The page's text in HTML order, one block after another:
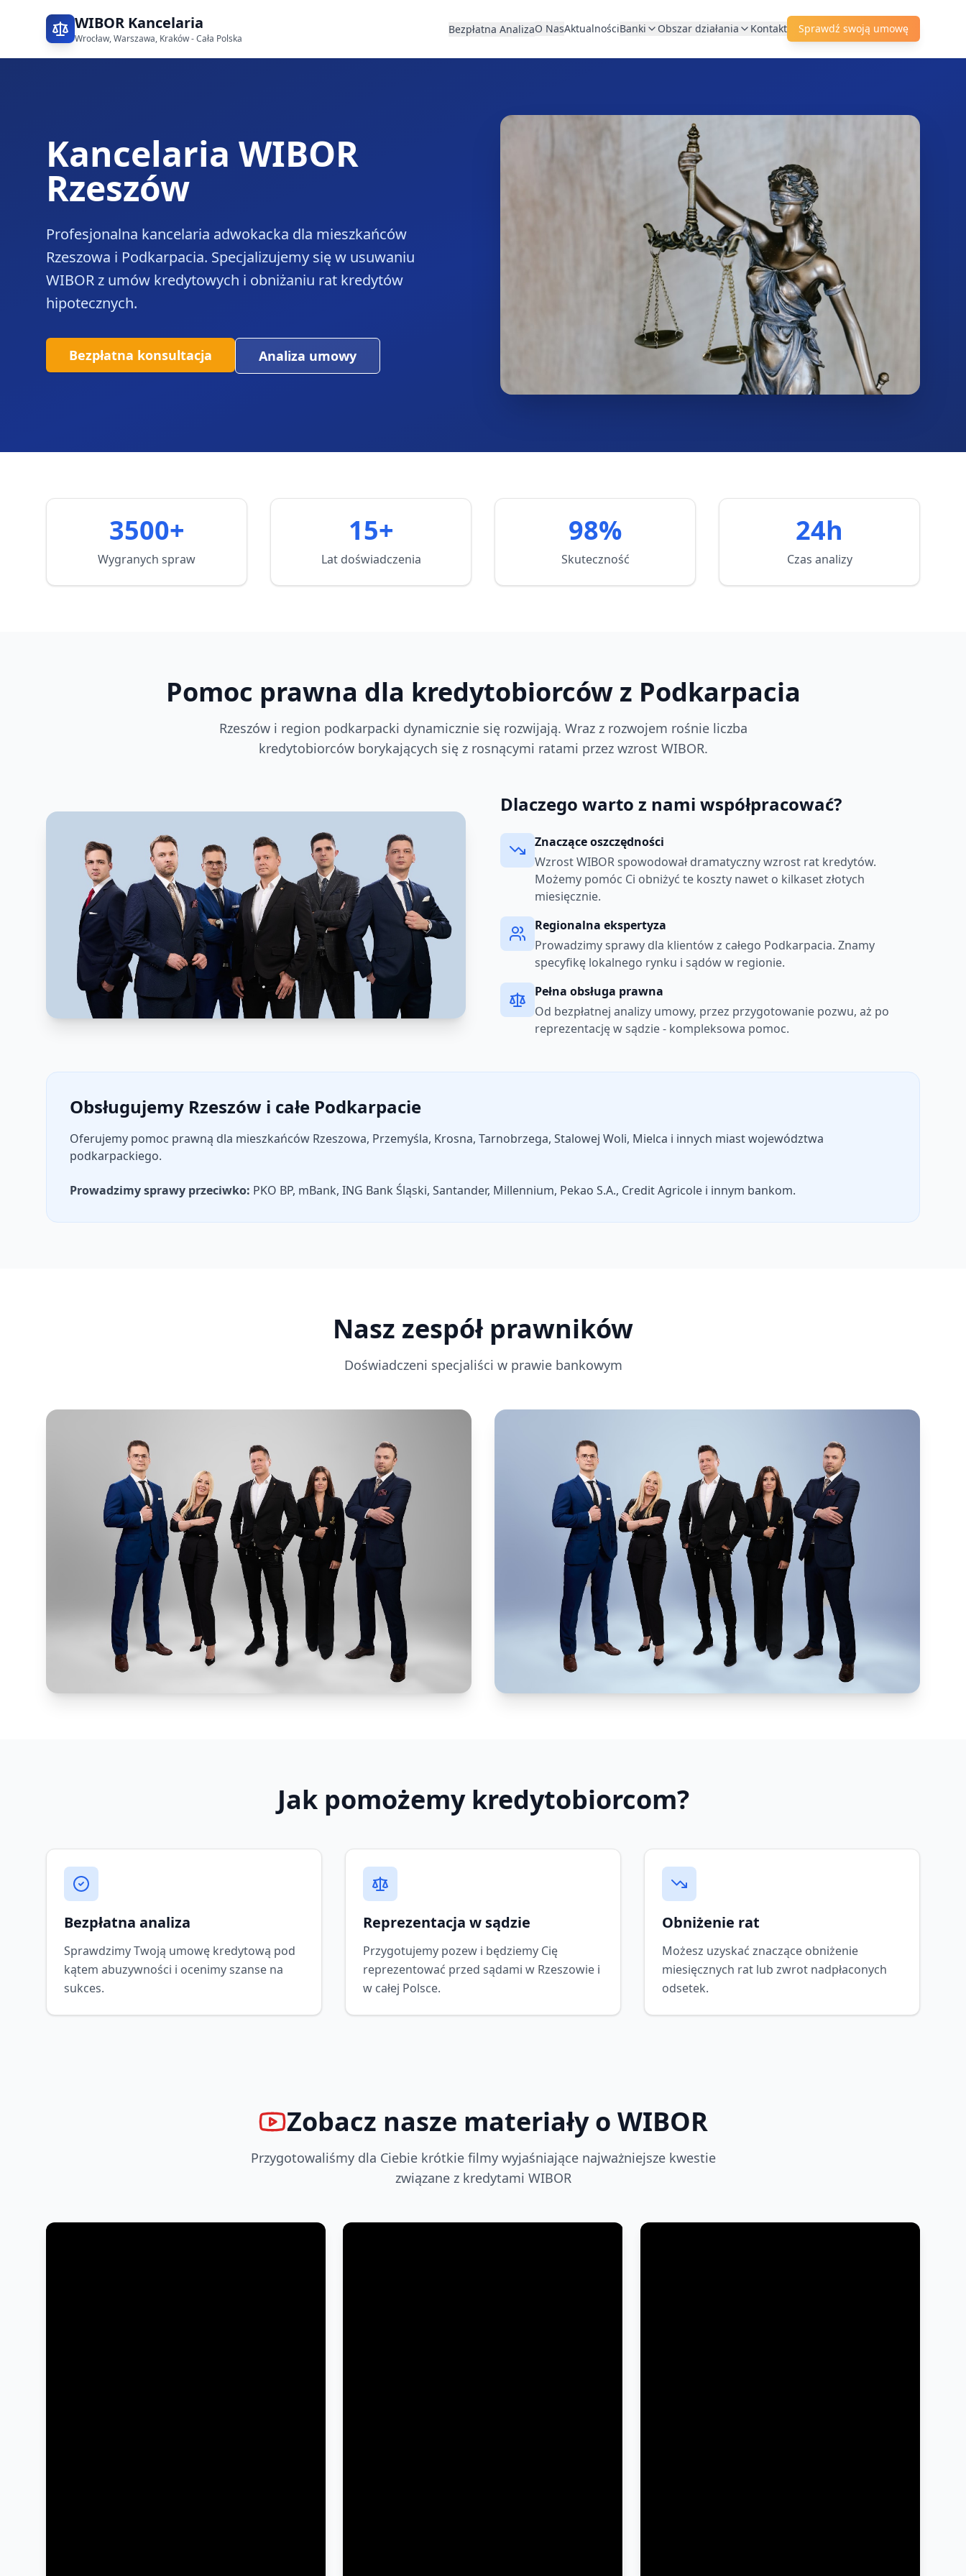
WIBOR Kancelaria
Wrocław, Warszawa, Kraków - Cała Polska
Bezpłatna AnalizaO NasAktualnościBanki Obszar działania Kontakt Sprawdź swoją umowę
Kancelaria WIBOR
Rzeszów
Profesjonalna kancelaria adwokacka dla mieszkańców
Rzeszowa i Podkarpacia. Specjalizujemy się w usuwaniu
WIBOR z umów kredytowych i obniżaniu rat kredytów
hipotecznych.
Bezpłatna konsultacja Analiza umowy
3500+
Wygranych spraw
15+
Lat doświadczenia
98%
Skuteczność
24h
Czas analizy
Pomoc prawna dla kredytobiorców z Podkarpacia
Rzeszów i region podkarpacki dynamicznie się rozwijają. Wraz z rozwojem rośnie liczba
kredytobiorców borykających się z rosnącymi ratami przez wzrost WIBOR.
Dlaczego warto z nami współpracować?
Znaczące oszczędności
Wzrost WIBOR spowodował dramatyczny wzrost rat kredytów.
Możemy pomóc Ci obniżyć te koszty nawet o kilkaset złotych
miesięcznie.
Regionalna ekspertyza
Prowadzimy sprawy dla klientów z całego Podkarpacia. Znamy
specyfikę lokalnego rynku i sądów w regionie.
Pełna obsługa prawna
Od bezpłatnej analizy umowy, przez przygotowanie pozwu, aż po
reprezentację w sądzie - kompleksowa pomoc.
Obsługujemy Rzeszów i całe Podkarpacie
Oferujemy pomoc prawną dla mieszkańców Rzeszowa, Przemyśla, Krosna, Tarnobrzega, Stalowej Woli, Mielca i innych miast województwa
podkarpackiego.
Prowadzimy sprawy przeciwko: PKO BP, mBank, ING Bank Śląski, Santander, Millennium, Pekao S.A., Credit Agricole i innym bankom.
Nasz zespół prawników
Doświadczeni specjaliści w prawie bankowym
Jak pomożemy kredytobiorcom?
Bezpłatna analiza
Sprawdzimy Twoją umowę kredytową pod
kątem abuzywności i ocenimy szanse na
sukces.
Reprezentacja w sądzie
Przygotujemy pozew i będziemy Cię
reprezentować przed sądami w Rzeszowie i
w całej Polsce.
Obniżenie rat
Możesz uzyskać znaczące obniżenie
miesięcznych rat lub zwrot nadpłaconych
odsetek.
Zobacz nasze materiały o WIBOR
Przygotowaliśmy dla Ciebie krótkie filmy wyjaśniające najważniejsze kwestie
związane z kredytami WIBOR